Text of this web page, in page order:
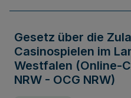
Gesetz über die
Casinospielen im
Westfalen (Online-
NRW - OCG NRW)